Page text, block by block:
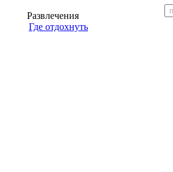
Развлечения
Где отдохнуть